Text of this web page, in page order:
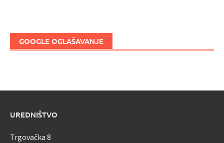
GOOGLE OGLAŠAVANJE
UREDNIŠTVO
Trgovačka 8